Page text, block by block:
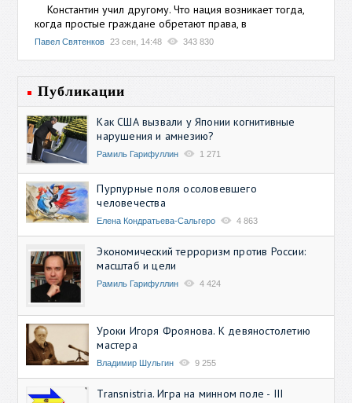
Константин учил другому. Что нация возникает тогда,
когда простые граждане обретают права, в
Павел Святенков 23 сен, 14:48 343 830
Публикации
Как США вызвали у Японии когнитивные
нарушения и амнезию?
Рамиль Гарифуллин 1 271
Пурпурные поля осоловевшего
человечества
Елена Кондратьева-Сальгеро 4 863
Экономический терроризм против России:
масштаб и цели
Рамиль Гарифуллин 4 424
Уроки Игоря Фроянова. К девяностолетию
мастера
Владимир Шульгин 9 255
Transnistria. Игра на минном поле - III